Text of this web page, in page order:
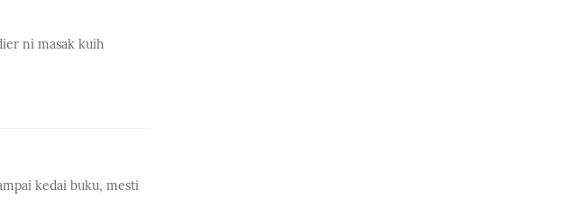
ni masak kuih
kedai buku, mesti